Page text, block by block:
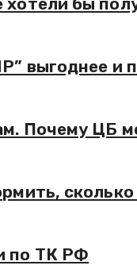
выгоднее и
Почему ЦБ
по ТК РФ